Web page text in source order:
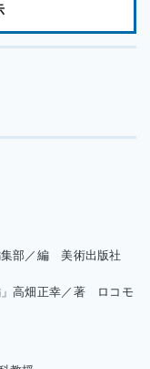
サラっとした状態に
でしょう。ペーパー
面に塗布する「両面
る「片面塗り」など
伸ばし、均等に塗布
ん糊を使用すると、
りすることがあり、
り直しやすいという
て目盛りを合わせる
用ボードの見た目を
。またレイアウト作業
着にはあまり適して
集部／編 美術出版社
」高畑正幸／著 ロコモ